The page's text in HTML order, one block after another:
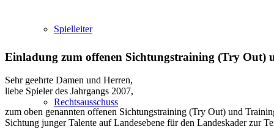
Spielleiter
Rechtsausschuss
Einladung zum offenen Sichtungstraining (Try Out)
Sehr geehrte Damen und Herren,
liebe Spieler des Jahrgangs 2007,
zum oben genannten offenen Sichtungstraining (Try Out) und
Sichtung junger Talente auf Landesebene für den Landeskader zur